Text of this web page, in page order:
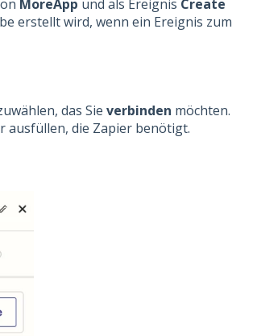
MoreApp und als Ereignis Create
erstellt wird, wenn ein Ereignis zum
das Sie verbinden möchten.
ausfüllen, die Zapier benötigt.